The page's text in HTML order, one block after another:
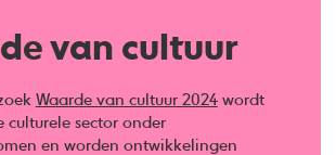
van cultuur
Waarde van cultuur 2024wordt
culturele sector onder
en worden ontwikkelingen